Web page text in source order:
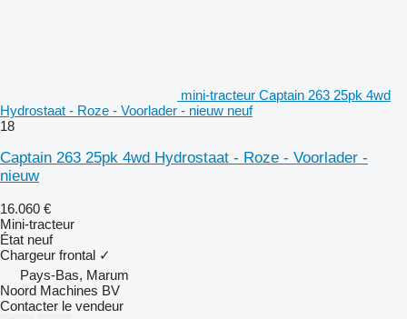
mini-tracteur Captain 263 25pk 4wd
Hydrostaat - Roze - Voorlader - nieuw neuf
18
Captain 263 25pk 4wd Hydrostaat - Roze - Voorlader -
nieuw
16.060 €
Mini-tracteur
État neuf
Chargeur frontal ✓
Pays-Bas, Marum
Noord Machines BV
Contacter le vendeur